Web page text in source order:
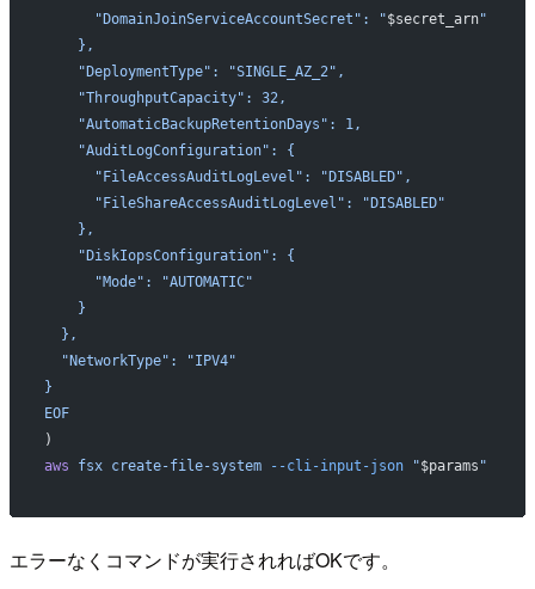
      "DomainJoinServiceAccountSecret": "
$secret_arn"
    },
    "DeploymentType": "SINGLE_AZ_2",
    "ThroughputCapacity": 32,
    "AutomaticBackupRetentionDays": 1,
    "AuditLogConfiguration": {
      "FileAccessAuditLogLevel": "DISABLED",
      "FileShareAccessAuditLogLevel": "DISABLED"
    },
    "DiskIopsConfiguration": {
      "Mode": "AUTOMATIC"
    }
  },
  "NetworkType": "IPV4"
}
EOF
)
aws fsx create-file-system --cli-input-json "$params "
エラーなくコマンドが実行されればOKです。